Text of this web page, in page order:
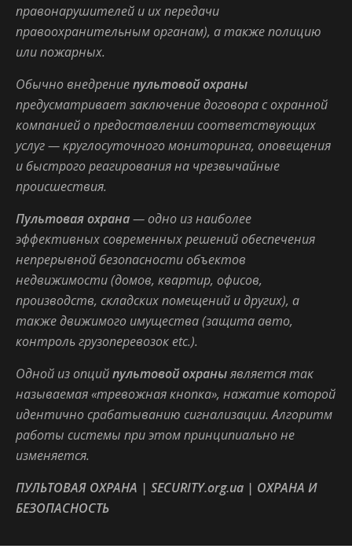
правонарушителей и их передачи
правоохранительным органам), а также полицию
или пожарных.
Обычно внедрениепультовой охраны
предусматривает заключение договора с охранной
компанией о предоставлении соответствующих
услуг — круглосуточного мониторинга, оповещения
и быстрого реагирования на чрезвычайные
происшествия.
Пультовая охрана—одно из наиболее
эффективныхсовременныхрешенийобеспечения
непрерывнойбезопасностиобъектов
недвижимости(домов, квартир, офисов,
производств, складскихпомещений и других), а
также движимого имущества (защита авто,
контроль грузоперевозок etc.).
Одной из опцийпультовой охраныявляется так
называемая «тревожная кнопка», нажатие которой
идентично срабатыванию сигнализации. Алгоритм
работы системы при этом принципиально не
изменяется.
ПУЛЬТОВАЯ ОХРАНА | SECURITY.org.ua | ОХРАНА И
БЕЗОПАСНОСТЬ